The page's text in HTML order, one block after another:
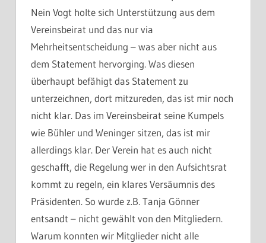
Nein Vogt holte sich Unterstützung aus dem
Vereinsbeirat und das nur via
Mehrheitsentscheidung – was aber nicht aus
dem Statement hervorging. Was diesen
überhaupt befähigt das Statement zu
unterzeichnen, dort mitzureden, das ist mir noch
nicht klar. Das im Vereinsbeirat seine Kumpels
wie Bühler und Weninger sitzen, das ist mir
allerdings klar. Der Verein hat es auch nicht
geschafft, die Regelung wer in den Aufsichtsrat
kommt zu regeln, ein klares Versäumnis des
Präsidenten. So wurde z.B. Tanja Gönner
entsandt – nicht gewählt von den Mitgliedern.
Warum konnten wir Mitglieder nicht alle